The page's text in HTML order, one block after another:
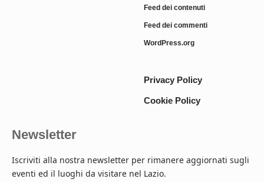
Feed dei contenuti
Feed dei commenti
WordPress.org
Privacy Policy
Cookie Policy
Newsletter
Iscriviti alla nostra newsletter per rimanere aggiornati sugli
eventi ed il luoghi da visitare nel Lazio.